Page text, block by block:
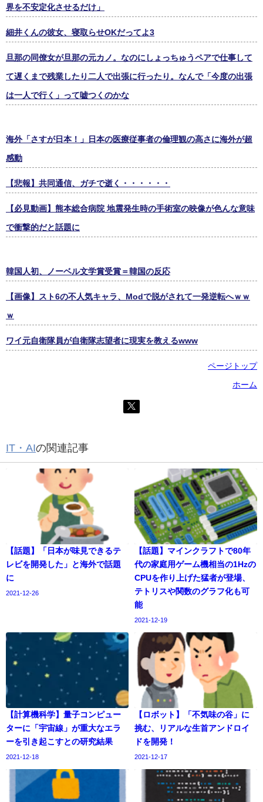
界を不安定化させるだけ」
細井くんの彼女、寝取らせOKだってよ3
旦那の同僚女が旦那の元カノ。なのにしょっちゅうペアで仕事して
て遅くまで残業したり二人で出張に行ったり。なんで「今度の出張
は一人で行く」って嘘つくのかな
海外「さすが日本！」日本の医療従事者の倫理観の高さに海外が超
感動
【悲報】共同通信、ガチで逝く・・・・・・
【必見動画】熊本総合病院 地震発生時の手術室の映像が色んな意味
で衝撃的だと話題に
韓国人初、ノーベル文学賞受賞＝韓国の反応
【画像】スト6の不人気キャラ、Modで脱がされて一発逆転へｗｗ
ｗ
ワイ元自衛隊員が自衛隊志望者に現実を教えるwww
ページトップ
ホーム
IT・AIの関連記事
【話題】「日本が味見できるテ
レビを開発した」と海外で話題
に
2021-12-26
【話題】マインクラフトで80年
代の家庭用ゲーム機相当の1Hzの
CPUを作り上げた猛者が登場、
テトリスや関数のグラフ化も可
能
2021-12-19
【計算機科学】量子コンピュー
ターに「宇宙線」が重大なエラ
ーを引き起こすとの研究結果
2021-12-18
【ロボット】「不気味の谷」に
挑む、リアルな生首アンドロイ
ドを開発！
2021-12-17